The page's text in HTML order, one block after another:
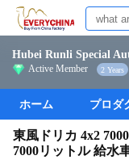
Hubei Runli Special
Active Member 2 Years
ホーム プロダ
東風ドリカ 4x2
7000リットル 給水